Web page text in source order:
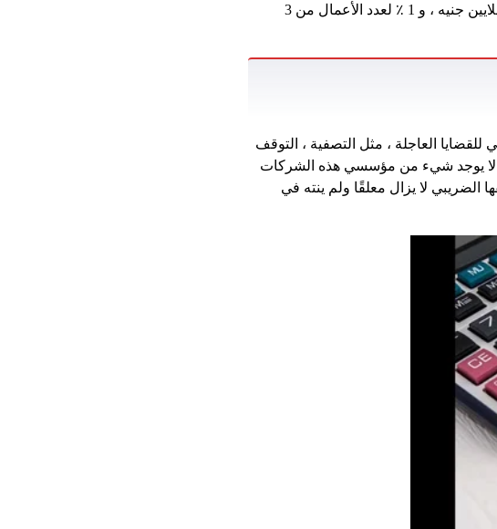
التجارية من مليون جنيه ، و 0.75 ٪ لعدد العمل الذي يتراوح بين 2 مليون جنيه ، و 3 ملايين جنيه ، و 1 ٪ لعدد الأعمال من 3
العاجلة ، مثل التصفية ، التوقف
90 يومًا فقط وفقًا لأحكام القانون رقم 91 لعام 2005 ، بحيث لا يوجد شيء من مؤسسي هذه الشركات
لا يزال معلقًا ولم ينته في